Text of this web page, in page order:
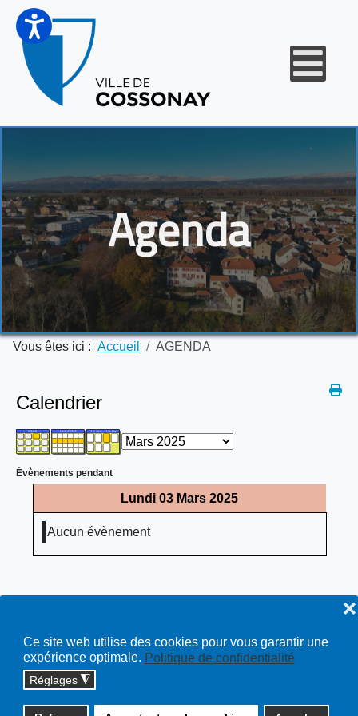
Ce site web utilise des cookies pour vous garantir une
expérience optimale. Politique de confidentialité
Réglages ◮
❌
Agenda
Vous êtes ici : Accueil AGENDA
Calendrier
Évènements pendant
Lundi 03 Mars 2025
Aucun évènement
Copyright © 2026 cossonay.ch - tous droits réservés | site :